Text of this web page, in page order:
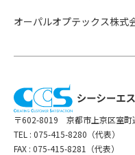
オーパルオプテックス株式
〒602-8019 京都市上京区室町
TEL : 075-415-8280（代表）
FAX : 075-415-8281（代表）